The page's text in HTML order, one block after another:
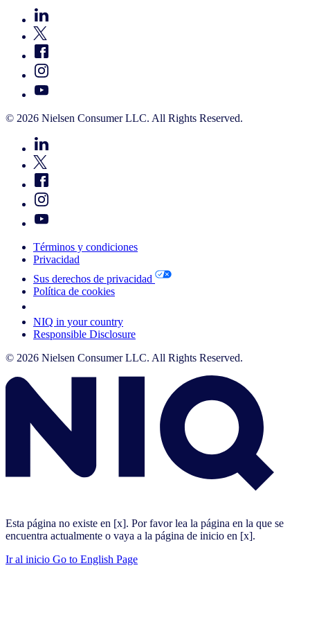
© 2026 Nielsen Consumer LLC. All Rights Reserved.
Términos y condiciones
Privacidad
Sus derechos de privacidad
Política de cookies
NIQ in your country
Responsible Disclosure
© 2026 Nielsen Consumer LLC. All Rights Reserved.
Esta página no existe en [x]. Por favor lea la página en la que se
encuentra actualmente o vaya a la página de inicio en [x].
Ir al inicio Go to English Page